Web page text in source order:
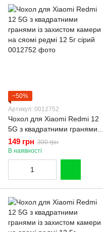
−50%
Артикул: 0012752
Чохол для Xiaomi Redmi 12
5G з квадратними гранями із
захистом камери на сяомі
редмі 12 5г сірий
149 грн 300 грн
В наявності